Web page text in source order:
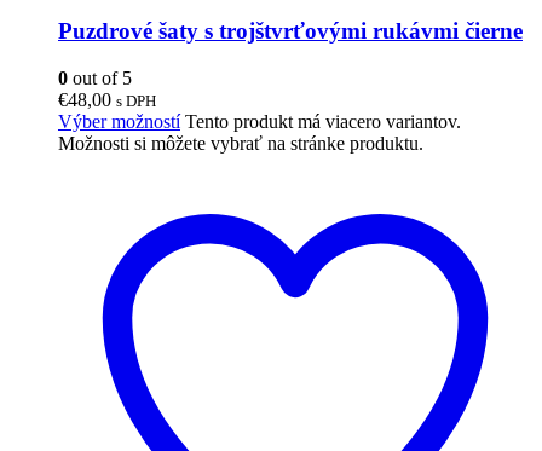
Puzdrové šaty s trojštvrťovými rukávmi čierne
0 out of 5
€48,00 s DPH
Výber možností Tento produkt má viacero variantov.
Možnosti si môžete vybrať na stránke produktu.